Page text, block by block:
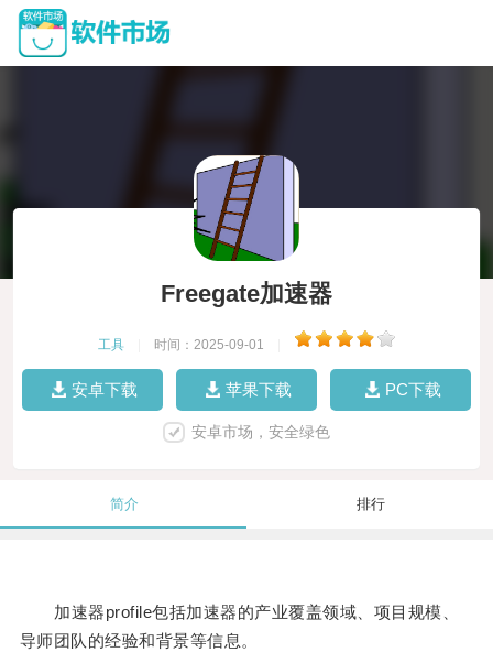
Freegate加速器
工具 时间：2025-09-01
安卓下载 苹果下载 PC下载
安卓市场，安全绿色
简介 排行
加速器profile包括加速器的产业覆盖领域、项目规模、
导师团队的经验和背景等信息。